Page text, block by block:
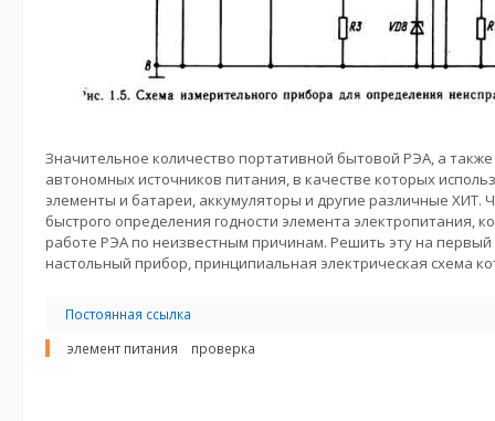
Значительное количество портативной бытовой РЭА, а
автономных источников питания, в качестве которых
элементы и батареи, аккумуляторы и другие различные ХИТ.
быстрого определения годности элемента электропитания,
работе РЭА по неизвестным причинам. Решить эту на
настольный прибор, принципиальная электрическая схема
Постоянная ссылка
элемент питания
проверка